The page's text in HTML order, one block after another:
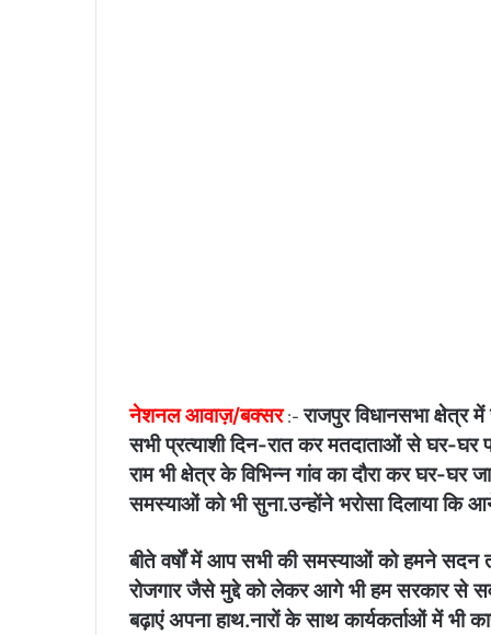
नेशनल आवाज़/बक्सर:-राजपुर विधानसभा क्षेत्र
सभी प्रत्याशी दिन-रात कर मतदाताओं से घर-
राम भी क्षेत्र के विभिन्न गांव का दौरा कर घर-
समस्याओं को भी सुना.उन्होंने भरोसा दिलाया कि
बीते वर्षों में आप सभी की समस्याओं को हमने सदन
रोजगार जैसे मुद्दे को लेकर आगे भी हम सरकार से
बढ़ाएं अपना हाथ.नारों के साथ कार्यकर्ताओं में भी